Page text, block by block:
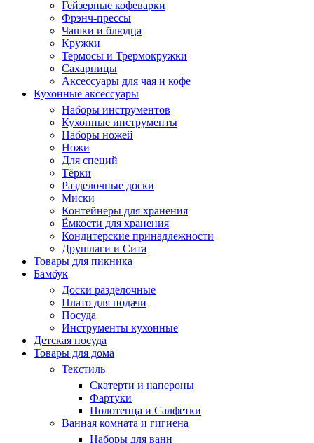
Гейзерные кофеварки
Фрэнч-прессы
Чашки и блюдца
Кружки
Термосы и Трермокружки
Сахарницы
Аксессуары для чая и кофе
Кухонные аксессуары
Наборы инструментов
Кухонные инструменты
Наборы ножей
Ножи
Для специй
Тёрки
Разделочные доски
Миски
Контейнеры для хранения
Ёмкости для хранения
Кондитерские принадлежности
Друшлаги и Сита
Товары для пикника
Бамбук
Доски разделочные
Плато для подачи
Посуда
Инструменты кухонные
Детская посуда
Товары для дома
Текстиль
Скатерти и напероны
Фартуки
Полотенца и Салфетки
Ванная комната и гигиена
Наборы для ванн